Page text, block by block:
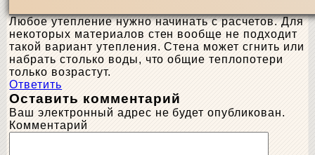
Любое утепление нужно начинать с расчетов. Для
некоторых материалов стен вообще не подходит
такой вариант утепления. Стена может сгнить или
набрать столько воды, что общие теплопотери
только возрастут.
Ответить
Оставить комментарий
Ваш электронный адрес не будет опубликован.
Комментарий